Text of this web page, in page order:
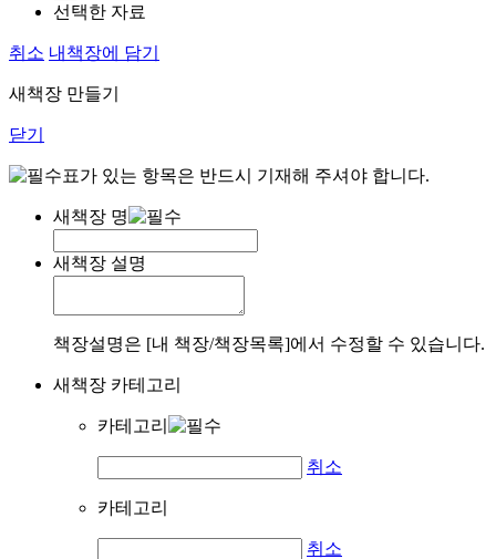
선택한 자료
취소 내책장에 담기
새책장 만들기
닫기
표가 있는 항목은 반드시 기재해 주셔야 합니다.
새책장 명
새책장 설명
책장설명은 [내 책장/책장목록]에서 수정할 수 있습니다.
새책장 카테고리
카테고리
취소
카테고리
취소